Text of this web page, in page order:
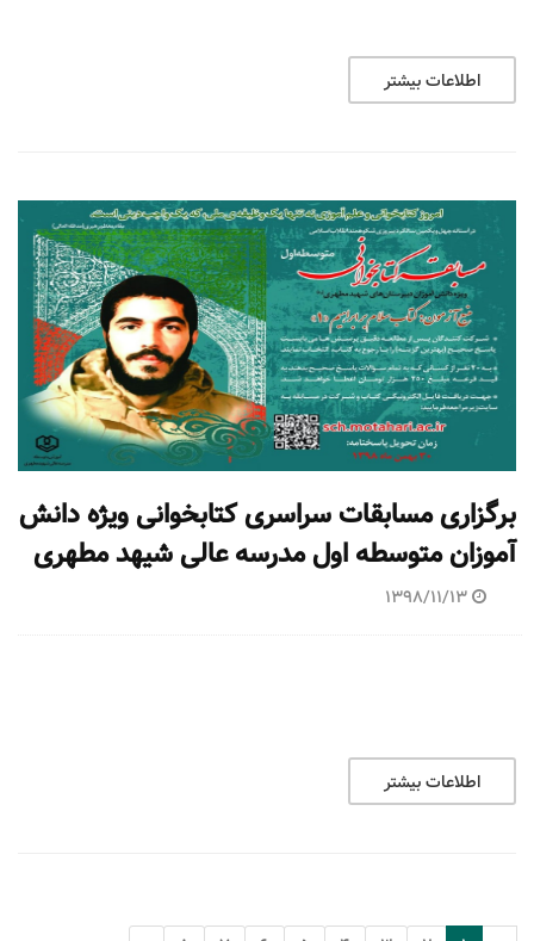
اطلاعات بیشتر
برگزاری مسابقات سراسری کتابخوانی ویژه دانش
آموزان متوسطه اول مدرسه عالی شیهد مطهری
1398/11/13
اطلاعات بیشتر